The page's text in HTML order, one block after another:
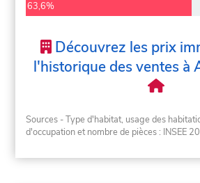
63,6%
Découvrez les prix
l'historique des ventes à
Sources - Type d'habitat, usage des
d'occupation et nombre de pièces : INSEE